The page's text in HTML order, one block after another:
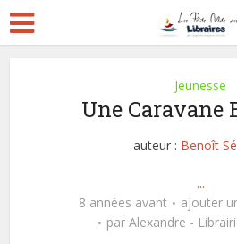
Jeunesse
Une Caravane
auteur : Benoît
...
8 années avant
ajouter
par Alexandre -